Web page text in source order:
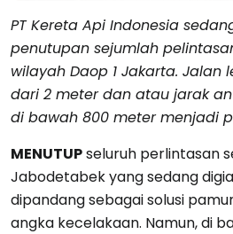
PT Kereta Api Indonesia
penutupan sejumlah
wilayah Daop 1 Jakarta. Jalan
dari 2 meter dan atau jarak
di bawah 800 meter menjadi
MENUTUPseluruh perlintasan
Jabodetabek yang sedang
dipandang sebagai solusi
angka kecelakaan. Namun, di